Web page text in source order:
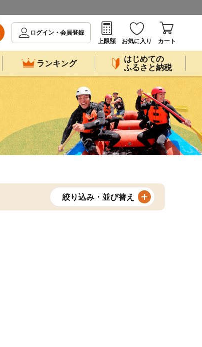
ログイン・会員登録
上限額
お気に入り カート
ランキング
はじめての
ふるさと納税
絞り込み・並び替え